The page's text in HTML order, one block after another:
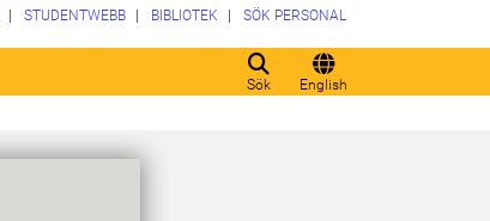
Sök English
STUDENTWEBB BIBLIOTEK SÖK PERSONAL